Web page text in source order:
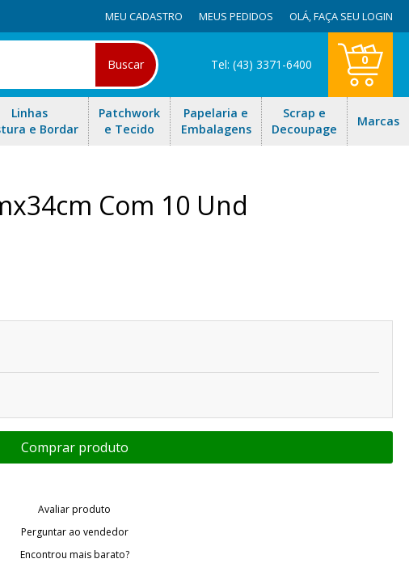
MEU CADASTRO MEUS PEDIDOS OLÁ,FAÇA SEU LOGIN
Buscar Tel: (43) 3371-6400 0
Linhas
e Bordar
Patchwork
e Tecido
Papelaria e
Embalagens
Scrap e
Decoupage
Marcas
Com 10 Und
Avaliar produto
Perguntar ao vendedor
Encontrou mais barato?